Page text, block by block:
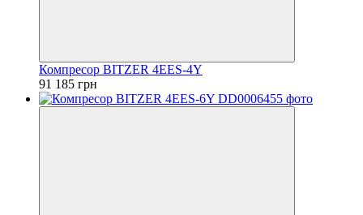
Компресор BITZER 4EES-4Y
91 185 грн